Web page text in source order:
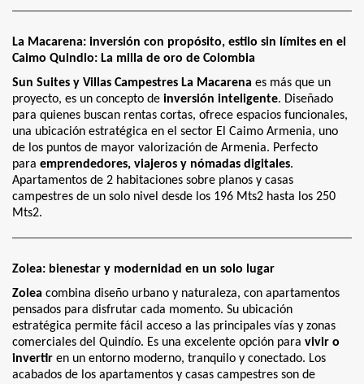
La Macarena: inversión con propósito, estilo sin límites en el
Caimo Quindio: La milla de oro de Colombia
Sun Suites y Villas Campestres La Macarena es más que un
proyecto, es un concepto de inversión inteligente. Diseñado
para quienes buscan rentas cortas, ofrece espacios funcionales,
una ubicación estratégica en el sector El Caimo Armenia, uno
de los puntos de mayor valorización de Armenia. Perfecto
para emprendedores, viajeros y nómadas digitales.
Apartamentos de 2 habitaciones sobre planos y casas
campestres de un solo nivel desde los 196 Mts2 hasta los 250
Mts2.
Zolea: bienestar y modernidad en un solo lugar
Zolea combina diseño urbano y naturaleza, con apartamentos
pensados para disfrutar cada momento. Su ubicación
estratégica permite fácil acceso a las principales vías y zonas
comerciales del Quindío. Es una excelente opción para vivir o
invertir en un entorno moderno, tranquilo y conectado. Los
acabados de los apartamentos y casas campestres son de